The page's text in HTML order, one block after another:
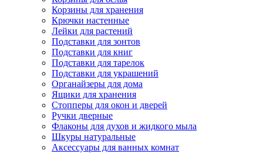
Корзины для хранения
Крючки настенные
Лейки для растений
Подставки для зонтов
Подставки для книг
Подставки для тарелок
Подставки для украшений
Органайзеры для дома
Ящики для хранения
Стопперы для окон и дверей
Ручки дверные
Флаконы для духов и жидкого мыла
Шкуры натуральные
Аксессуары для ванных комнат